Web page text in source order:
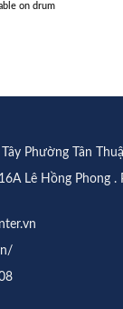
on drum
Phường Tân
Lê Hồng Phong .